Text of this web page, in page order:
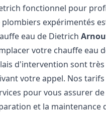
fonctionnel pour
plombiers expérimentés
eau de Dietrich
votre chauffe eau
d'intervention sont
votre appel. Nos
pour vous assurer
et la maintenance